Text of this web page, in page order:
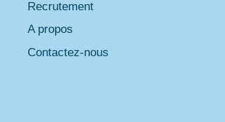
Recrutement
A propos
Contactez-nous